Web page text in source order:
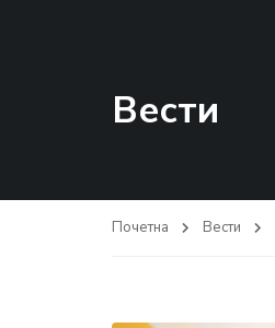
Вести
Почетна Вести